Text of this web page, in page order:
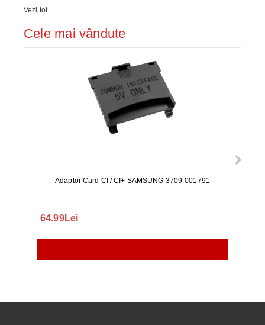
Vezi tot
Cele mai vândute
Adaptor Card CI / CI+ SAMSUNG 3709-001791
64.99Lei